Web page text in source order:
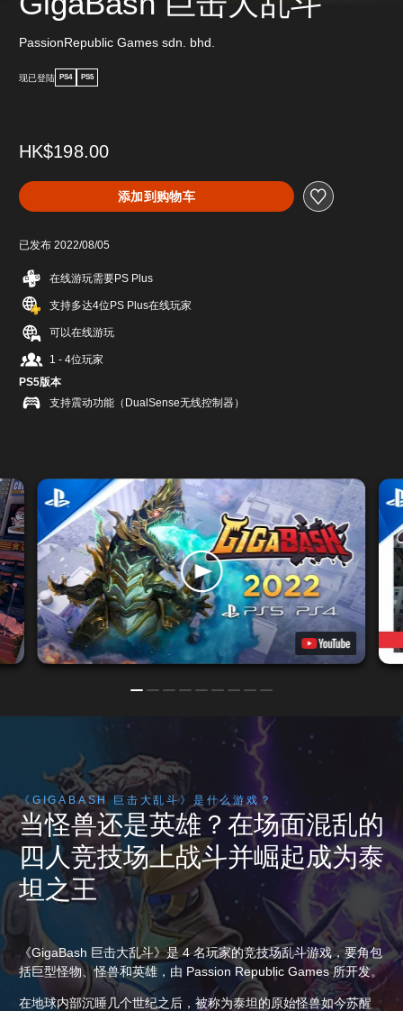
PassionRepublic Games sdn. bhd.
现已登陆 PS4 PS5
HK$198.00
添加到购物车
已发布 2022/08/05
在线游玩需要PS Plus
支持多达4位PS Plus在线玩家
可以在线游玩
1 - 4位玩家
PS5版本
支持震动功能（DualSense无线控制器）
《GIGABASH 巨击大乱斗》是什么游戏？
当怪兽还是英雄？在场面混乱的
四人竞技场上战斗并崛起成为泰
坦之王
《GigaBash 巨击大乱斗》是 4 名玩家的竞技场乱斗游戏，要角包
括巨型怪物、怪兽和英雄，由 Passion Republic Games 所开发。
在地球内部沉睡几个世纪之后，被称为泰坦的原始怪兽如今苏醒